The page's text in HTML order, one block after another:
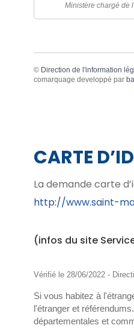
Ministère chargé de
© Direction de l'information
comarquage developpé par
CARTE
La demande carte
http://www.saint-
(infos du site
Vérifié le 28/06/2022 -
Si vous habitez à
l'étranger et
départementales et